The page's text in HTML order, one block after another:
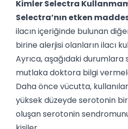
Kimler Selectra
Selectra’nın etken
ilacın içeriğinde bulunan
birine alerjisi olanların ilacı
Ayrıca, aşağıdaki durumlara
mutlaka doktora bilgi
Daha önce vücutta,
yüksek düzeyde serotonin
oluşan serotonin